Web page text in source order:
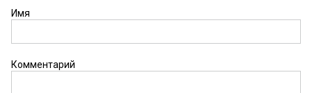
Имя
Комментарий